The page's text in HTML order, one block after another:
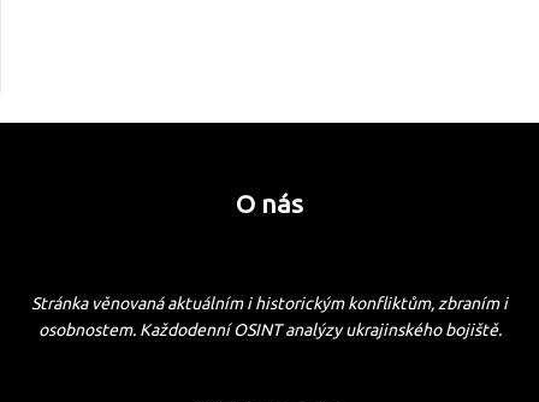
O nás
Stránka věnovaná aktuálním i historickým konfliktům, zbraním i
osobnostem. Každodenní OSINT analýzy ukrajinského bojiště.